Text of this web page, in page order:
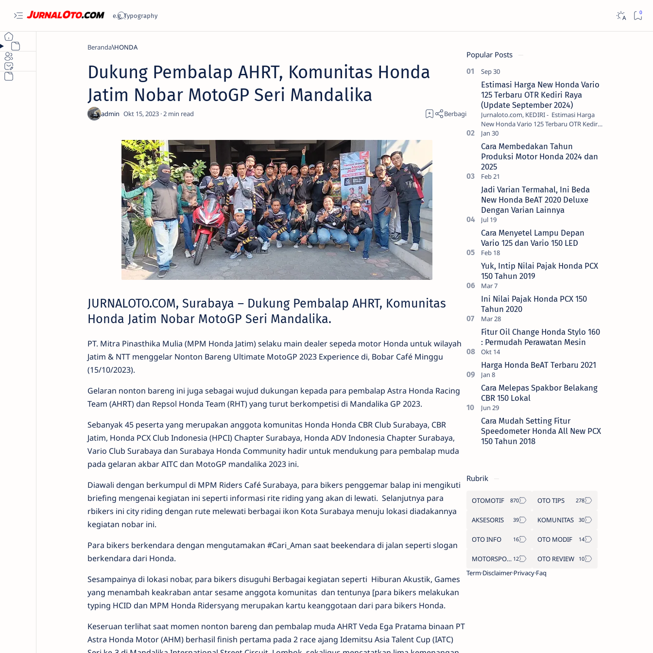
Beranda HONDA
Dukung Pembalap AHRT, Komunitas Honda
Jatim Nobar MotoGP Seri Mandalika
2
JURNALOTO.COM, Surabaya – Dukung Pembalap AHRT, Komunitas
Honda Jatim Nobar MotoGP Seri Mandalika.
PT. Mitra Pinasthika Mulia (MPM Honda Jatim) selaku main dealer sepeda motor Honda untuk wilayah
Jatim & NTT menggelar Nonton Bareng Ultimate MotoGP 2023 Experience di, Bobar Café Minggu
(15/10/2023).
Gelaran nonton bareng ini juga sebagai wujud dukungan kepada para pembalap Astra Honda Racing
Team (AHRT) dan Repsol Honda Team (RHT) yang turut berkompetisi di Mandalika GP 2023.
Sebanyak 45 peserta yang merupakan anggota komunitas Honda Honda CBR Club Surabaya, CBR
Jatim, Honda PCX Club Indonesia (HPCI) Chapter Surabaya, Honda ADV Indonesia Chapter Surabaya,
Vario Club Surabaya dan Surabaya Honda Community hadir untuk mendukung para pembalap muda
pada gelaran akbar AITC dan MotoGP mandalika 2023 ini.
Diawali dengan berkumpul di MPM Riders Café Surabaya, para bikers penggemar balap ini mengikuti
briefing mengenai kegiatan ini seperti informasi rite riding yang akan di lewati. Selanjutnya para
rbikers ini city riding dengan rute melewati berbagai ikon Kota Surabaya menuju lokasi diadakannya
kegiatan nobar ini.
Para bikers berkendara dengan mengutamakan #Cari_Aman saat beekendara di jalan seperti slogan
berkendara dari Honda.
Sesampainya di lokasi nobar, para bikers disuguhi Berbagai kegiatan seperti Hiburan Akustik, Games
yang menambah keakraban antar sesame anggota komunitas dan tentunya [para bikers melakukan
typing HCID dan MPM Honda Ridersyang merupakan kartu keanggotaan dari para bikers Honda.
Keseruan terlihat saat momen nonton bareng dan pembalap muda AHRT Veda Ega Pratama binaan PT
Astra Honda Motor (AHM) berhasil finish pertama pada 2 race ajang Idemitsu Asia Talent Cup (IATC)
Popular Posts
Estimasi Harga New Honda Vario
125 Terbaru OTR Kediri Raya
(Update September 2024)
Jurnaloto.com, KEDIRI - Estimasi Harga
New Honda Vario 125 Terbaru OTR Kediri
Raya (Update September 2024) Brosis
sekalian, PT Astra Honda Motor (AH…
Cara Membedakan Tahun
Produksi Motor Honda 2024 dan
2025
Jadi Varian Termahal, Ini Beda
New Honda BeAT 2020 Deluxe
Dengan Varian Lainnya
Cara Menyetel Lampu Depan
Vario 125 dan Vario 150 LED
Yuk, Intip Nilai Pajak Honda PCX
150 Tahun 2019
Ini Nilai Pajak Honda PCX 150
Tahun 2020
Fitur Oil Change Honda Stylo 160
: Permudah Perawatan Mesin
Harga Honda BeAT Terbaru 2021
Cara Melepas Spakbor Belakang
CBR 150 Lokal
Cara Mudah Setting Fitur
Speedometer Honda All New PCX
150 Tahun 2018
Rubrik
OTOMOTIF OTO TIPS
AKSESORIS KOMUNITAS
OTO INFO OTO MODIF
MOTORSPORT
OTO REVIEW
TermDisclaimerPrivacyFaq